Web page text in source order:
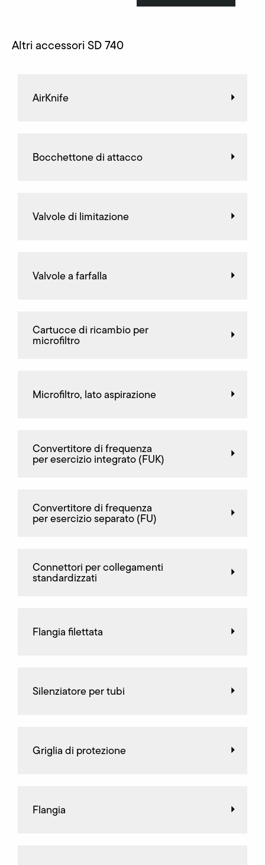
Altri accessori SD 740
AirKnife
Bocchettone di attacco
Valvole di limitazione
Valvole a farfalla
Cartucce di ricambio per
microfiltro
Microfiltro, lato aspirazione
Convertitore di frequenza
per esercizio integrato (FUK)
Convertitore di frequenza
per esercizio separato (FU)
Connettori per collegamenti
standardizzati
Flangia filettata
Silenziatore per tubi
Griglia di protezione
Flangia